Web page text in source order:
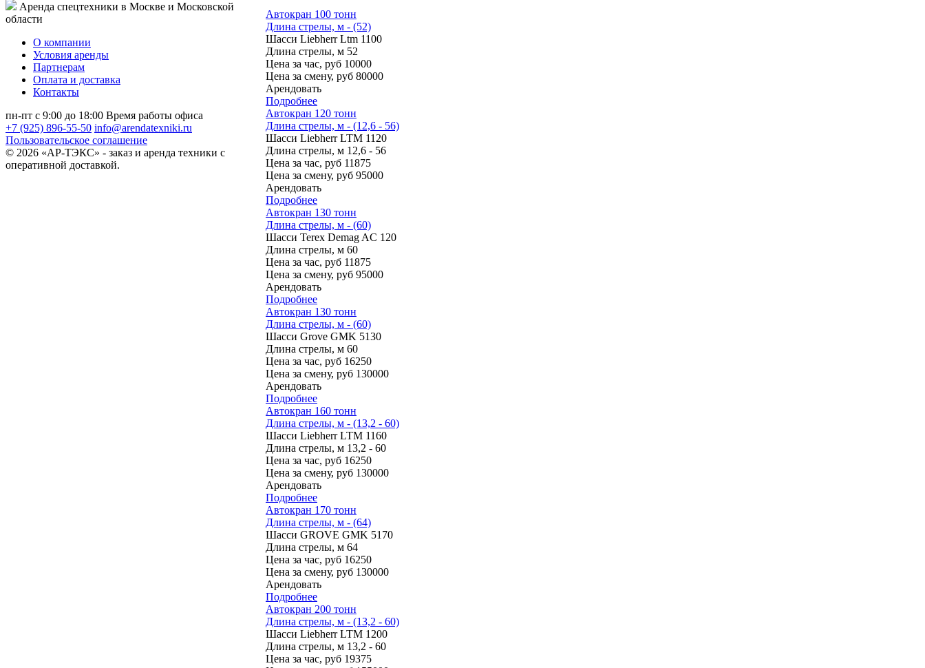
Автокран 100 тонн
Длина стрелы, м - (52)
Шасси Liebherr Ltm 1100
Длина стрелы, м 52
Цена за час, руб 10000
Цена за смену, руб 80000
Арендовать
Подробнее
Автокран 120 тонн
Длина стрелы, м - (12,6 - 56)
Шасси Liebherr LTM 1120
Длина стрелы, м 12,6 - 56
Цена за час, руб 11875
Цена за смену, руб 95000
Арендовать
Подробнее
Автокран 130 тонн
Длина стрелы, м - (60)
Шасси Terex Demag AC 120
Длина стрелы, м 60
Цена за час, руб 11875
Цена за смену, руб 95000
Арендовать
Подробнее
Автокран 130 тонн
Длина стрелы, м - (60)
Шасси Grove GMK 5130
Длина стрелы, м 60
Цена за час, руб 16250
Цена за смену, руб 130000
Арендовать
Подробнее
Автокран 160 тонн
Длина стрелы, м - (13,2 - 60)
Шасси Liebherr LTM 1160
Длина стрелы, м 13,2 - 60
Цена за час, руб 16250
Цена за смену, руб 130000
Арендовать
Подробнее
Автокран 170 тонн
Длина стрелы, м - (64)
Шасси GROVE GMK 5170
Длина стрелы, м 64
Цена за час, руб 16250
Цена за смену, руб 130000
Арендовать
Подробнее
Автокран 200 тонн
Длина стрелы, м - (13,2 - 60)
Шасси Liebherr LTM 1200
Длина стрелы, м 13,2 - 60
Цена за час, руб 19375
Аренда спецтехники в Москве и Московской
области
О компании
Условия аренды
Партнерам
Оплата и доставка
Контакты
пн-пт с 9:00 до 18:00 Время работы офиса
+7 (925) 896-55-50 info@arendatexniki.ru
Пользовательское соглашение
© 2026 «АР-ТЭКС» - заказ и аренда техники с
оперативной доставкой.